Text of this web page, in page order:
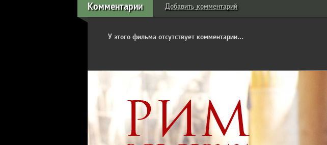
Комментарии Добавить комментарий
У этого фильма отсутствует комментарии...